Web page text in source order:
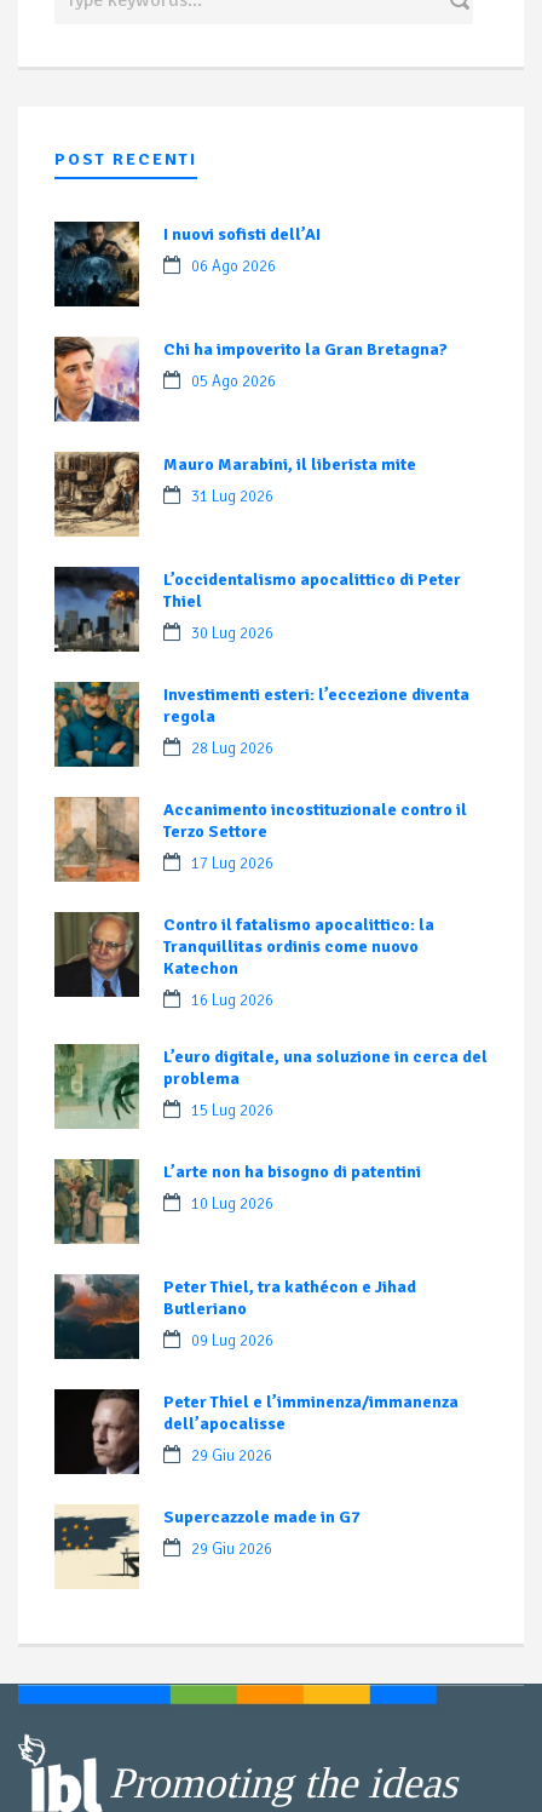
POST RECENTI
I nuovi sofisti dell’AI
06 Ago 2026
Chi ha impoverito la Gran Bretagna?
05 Ago 2026
Mauro Marabini, il liberista mite
31 Lug 2026
L’occidentalismo apocalittico di Peter
Thiel
30 Lug 2026
Investimenti esteri: l’eccezione diventa
regola
28 Lug 2026
Accanimento incostituzionale contro il
Terzo Settore
17 Lug 2026
Contro il fatalismo apocalittico: la
Tranquillitas ordinis come nuovo
Katechon
16 Lug 2026
L’euro digitale, una soluzione in cerca del
problema
15 Lug 2026
L’arte non ha bisogno di patentini
10 Lug 2026
Peter Thiel, tra kathécon e Jihad
Butleriano
09 Lug 2026
Peter Thiel e l’imminenza/immanenza
dell’apocalisse
29 Giu 2026
Supercazzole made in G7
29 Giu 2026
Promoting the ideas